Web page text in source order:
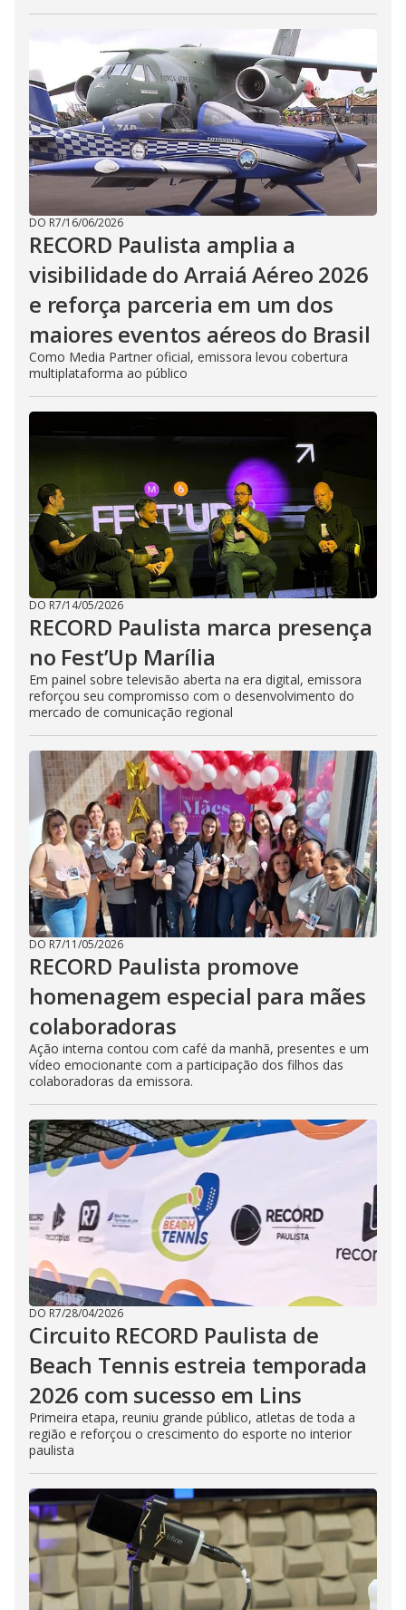
DO R7/16/06/2026
RECORD Paulista amplia a
visibilidade do Arraiá Aéreo 2026
e reforça parceria em um dos
maiores eventos aéreos do Brasil
Como Media Partner oficial, emissora levou cobertura
multiplataforma ao público
DO R7/14/05/2026
RECORD Paulista marca presença
no Fest’Up Marília
Em painel sobre televisão aberta na era digital, emissora
reforçou seu compromisso com o desenvolvimento do
mercado de comunicação regional
DO R7/11/05/2026
RECORD Paulista promove
homenagem especial para mães
colaboradoras
Ação interna contou com café da manhã, presentes e um
vídeo emocionante com a participação dos filhos das
colaboradoras da emissora.
DO R7/28/04/2026
Circuito RECORD Paulista de
Beach Tennis estreia temporada
2026 com sucesso em Lins
Primeira etapa, reuniu grande público, atletas de toda a
região e reforçou o crescimento do esporte no interior
paulista